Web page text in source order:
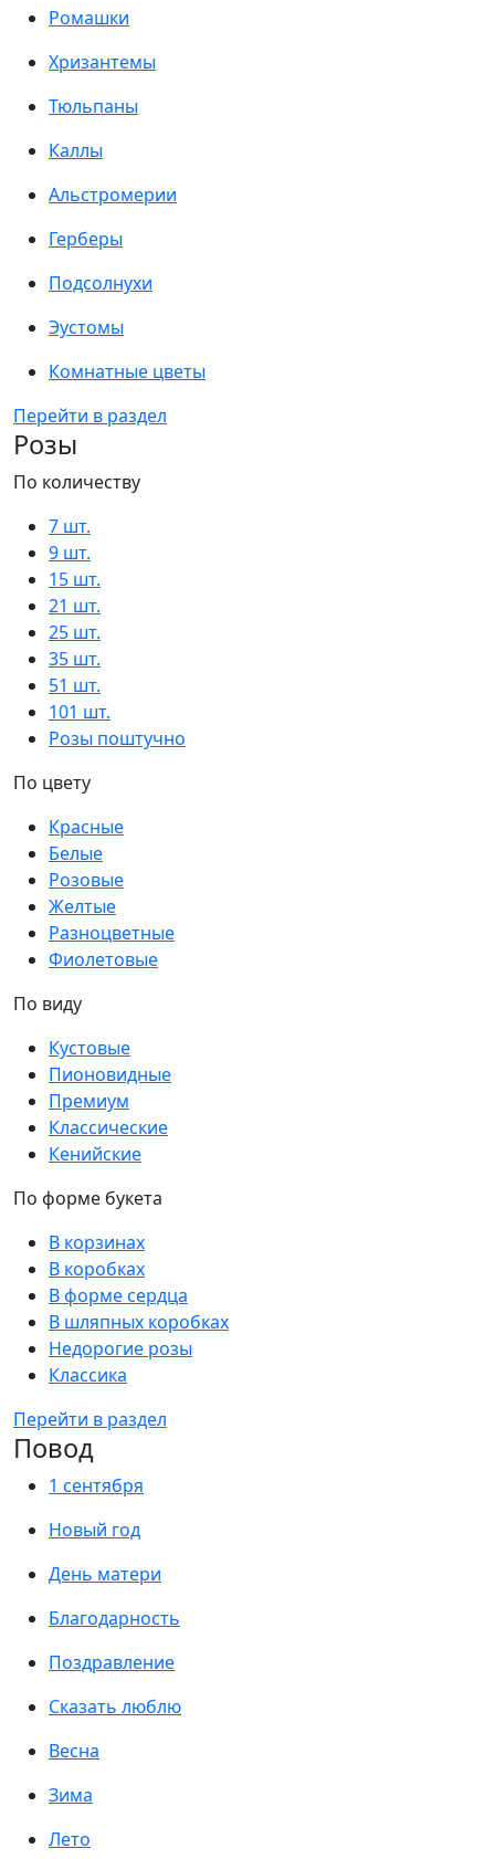
Ромашки
Хризантемы
Тюльпаны
Каллы
Альстромерии
Герберы
Подсолнухи
Эустомы
Комнатные цветы
Перейти в раздел
Розы
По количеству
7 шт.
9 шт.
15 шт.
21 шт.
25 шт.
35 шт.
51 шт.
101 шт.
Розы поштучно
По цвету
Красные
Белые
Розовые
Желтые
Разноцветные
Фиолетовые
По виду
Кустовые
Пионовидные
Премиум
Классические
Кенийские
По форме букета
В корзинах
В коробках
В форме сердца
В шляпных коробках
Недорогие розы
Классика
Перейти в раздел
Повод
1 сентября
Новый год
День матери
Благодарность
Поздравление
Сказать люблю
Весна
Зима
Лето